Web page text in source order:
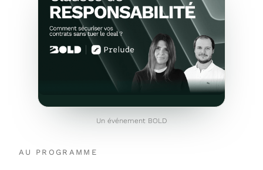
Un événement BOLD
AU PROGRAMME